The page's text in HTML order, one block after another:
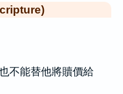
不能替他將贖價給